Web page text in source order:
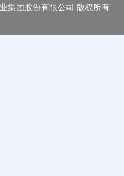
集团股份有限公司 版权所有